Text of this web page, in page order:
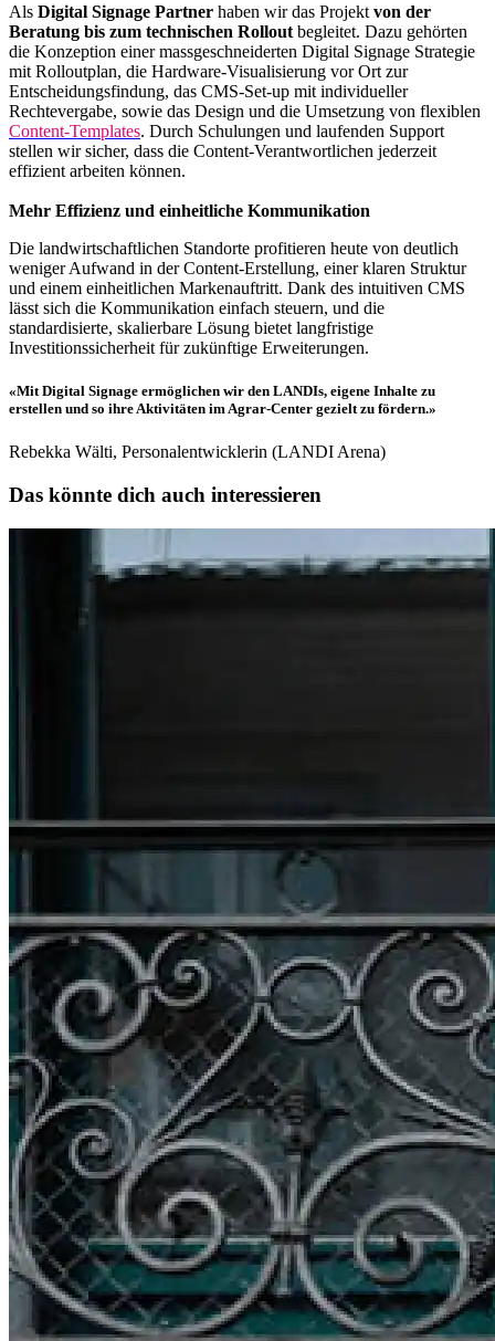
Als Digital Signage Partner haben wir das Projekt von der
Beratung bis zum technischen Rollout begleitet. Dazu gehörten
die Konzeption einer massgeschneiderten Digital Signage Strategie
mit Rolloutplan, die Hardware-Visualisierung vor Ort zur
Entscheidungsfindung, das CMS-Set-up mit individueller
Rechtevergabe, sowie das Design und die Umsetzung von flexiblen
Content-Templates. Durch Schulungen und laufenden Support
stellen wir sicher, dass die Content-Verantwortlichen jederzeit
effizient arbeiten können.
Mehr Effizienz und einheitliche Kommunikation
Die landwirtschaftlichen Standorte profitieren heute von deutlich
weniger Aufwand in der Content-Erstellung, einer klaren Struktur
und einem einheitlichen Markenauftritt. Dank des intuitiven CMS
lässt sich die Kommunikation einfach steuern, und die
standardisierte, skalierbare Lösung bietet langfristige
Investitionssicherheit für zukünftige Erweiterungen.
«Mit Digital Signage ermöglichen wir den LANDIs, eigene Inhalte zu
erstellen und so ihre Aktivitäten im Agrar-Center gezielt zu fördern.»
Rebekka Wälti, Personalentwicklerin (LANDI Arena)
Das könnte dich auch interessieren